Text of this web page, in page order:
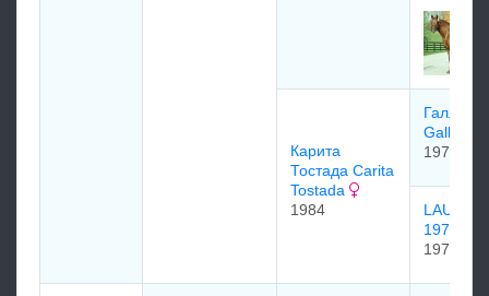
Карита
Тостада Carita
Tostada
1984
1976
LAUREA
1972
1972